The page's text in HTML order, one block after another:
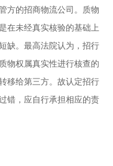
方的招商物流公司。质物
在未经真实核验的基础上
缺。最高法院认为，招行
物权属真实性进行核查的
移给第三方。故认定招行
错，应自行承担相应的责